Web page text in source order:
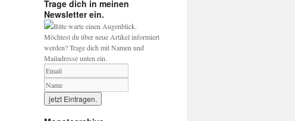
Trage dich in meinen
Newsletter ein.
Bitte warte einen Augenblick.
Möchtest du über neue Artikel informiert
werden? Trage dich mit Namen und
Mailadresse unten ein.